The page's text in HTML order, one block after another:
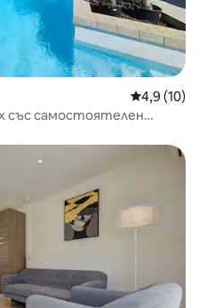
Средна
4,9 (10)
със самостоятелен